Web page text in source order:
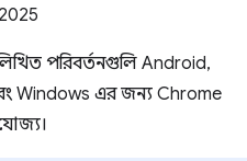
পরিবর্তনগুলি Android,
Windows এর জন্য Chrome